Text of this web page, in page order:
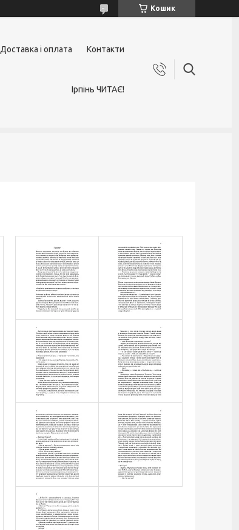
Кошик
Доставка і оплата Контакти
Ірпінь ЧИТАЄ!